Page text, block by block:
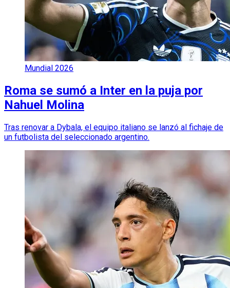
Mundial 2026
Roma se sumó a Inter en la puja por
Nahuel Molina
Tras renovar a Dybala, el equipo italiano se lanzó al fichaje de
un futbolista del seleccionado argentino.